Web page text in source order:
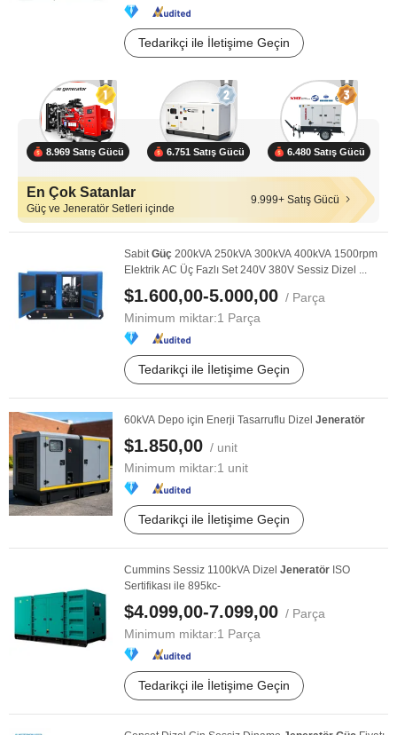
Tedarikçi ile İletişime Geçin
8.969 Satış Gücü 6.751 Satış Gücü 6.480 Satış Gücü
En Çok Satanlar
Güç ve Jeneratör Setleri içinde
9.999+ Satış Gücü
SabitGüç 200kVA 250kVA 300kVA 400kVA 1500rpm
Elektrik AC Üç Fazlı Set 240V 380V Sessiz Dizel ...
$1.600,00-5.000,00 / Parça
Minimum miktar:1 Parça
Tedarikçi ile İletişime Geçin
60kVA Depo için Enerji Tasarruflu Dizel Jeneratör
$1.850,00 / unit
Minimum miktar:1 unit
Tedarikçi ile İletişime Geçin
Cummins Sessiz 1100kVA Dizel Jeneratör ISO
Sertifikası ile 895kc-
$4.099,00-7.099,00 / Parça
Minimum miktar:1 Parça
Tedarikçi ile İletişime Geçin